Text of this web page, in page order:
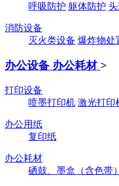
呼吸防护 躯体防护
消防设备
灭火类设备 爆炸物处
办公设备 办公耗材 >
打印设备
喷墨打印机 激光打印
办公用纸
复印纸
办公耗材
硒鼓、墨盒（含色带）